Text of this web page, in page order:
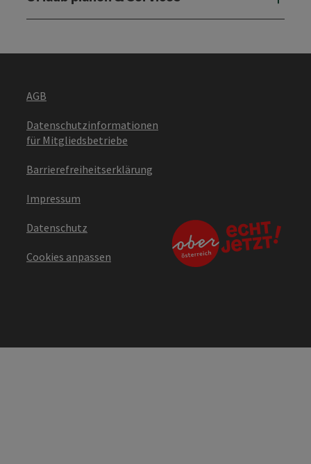
AGB
Datenschutzinformationen
für Mitgliedsbetriebe
Barrierefreiheitserklärung
Impressum
Datenschutz
Cookies anpassen